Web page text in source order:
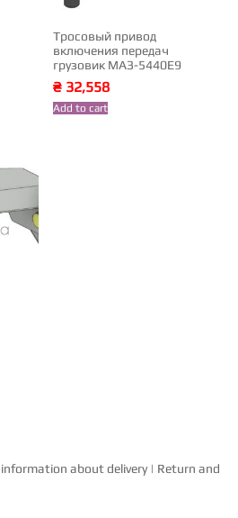
Тросовый привод
включения передач
грузовик МАЗ-5440Е9
₴ 32,558
Add to cart
information about delivery| Return and